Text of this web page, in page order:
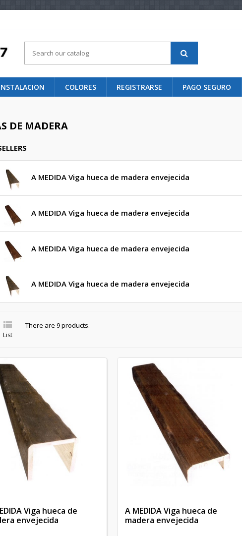
COLORES REGISTRARSE PAGO SEGURO
DE MADERA
A MEDIDA Viga hueca de madera envejecida
A MEDIDA Viga hueca de madera envejecida
A MEDIDA Viga hueca de madera envejecida
A MEDIDA Viga hueca de madera envejecida

List
There are 9 products.
Viga hueca de
envejecida
A MEDIDA Viga hueca de
madera envejecida